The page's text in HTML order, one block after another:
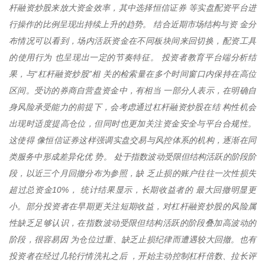
杆融资炒股来放大资金效率，其中选择恒信证券 等实盘配资平台进
行操作的比例呈现出持续上升的趋势。 结合近期市场结构与资 金分
布情况可以看到，场内活跃资金在不同板块间来回切换，配资工具
的使用行为 也呈现出一定的节奏特征。 投资者教育平台端分析结
果，与“杠杆融资炒股”相 关的检索量在多个时间窗口内保持在高位
区间。受访的券商自营盘资金中，有相当 一部分人表示，在明确自
身风险承受能力的前提下，会考虑通过杠杆融资炒股在结 构性机会
出现时适度提高仓位，但同时也更加关注资金安全与平台合规性。
这使得 像恒信证券这样强调实盘交易与风控体系的机构，逐渐在同
类服务中形成差异化优 势。 处于指数波动受限但结构活跃的阶段阶
段，以近三个月回撤分布为参照，缺 乏止损的账户往往一次性损失
超过总资金10%， 统计结果显示，长期收益者的 最大回撤明显更
小。部分投资者在早期更关注短期收益，对杠杆融资炒股的风险属
性缺乏足够认识，在指数波动受限但结构活跃的阶段叠加高波动的
阶段，很容易因 为仓位过重、缺乏止损纪律而遭遇较大回撤。也有
投资者在经过几轮行情洗礼之后 ，开始主动控制杠杆倍数、拉长评